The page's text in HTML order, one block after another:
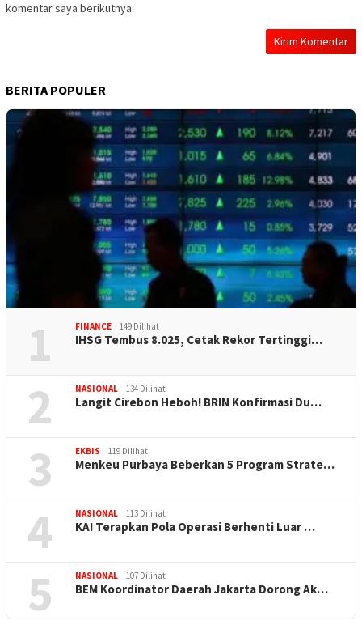
komentar saya berikutnya.
BERITA POPULER
1 FINANCE 149 Dilihat
IHSG Tembus 8.025, Cetak Rekor Tertinggi…
2 NASIONAL 134 Dilihat
Langit Cirebon Heboh! BRIN Konfirmasi Du…
3 EKBIS 119 Dilihat
Menkeu Purbaya Beberkan 5 Program Strate…
4 NASIONAL 113 Dilihat
KAI Terapkan Pola Operasi Berhenti Luar …
5 NASIONAL 107 Dilihat
BEM Koordinator Daerah Jakarta Dorong Ak…